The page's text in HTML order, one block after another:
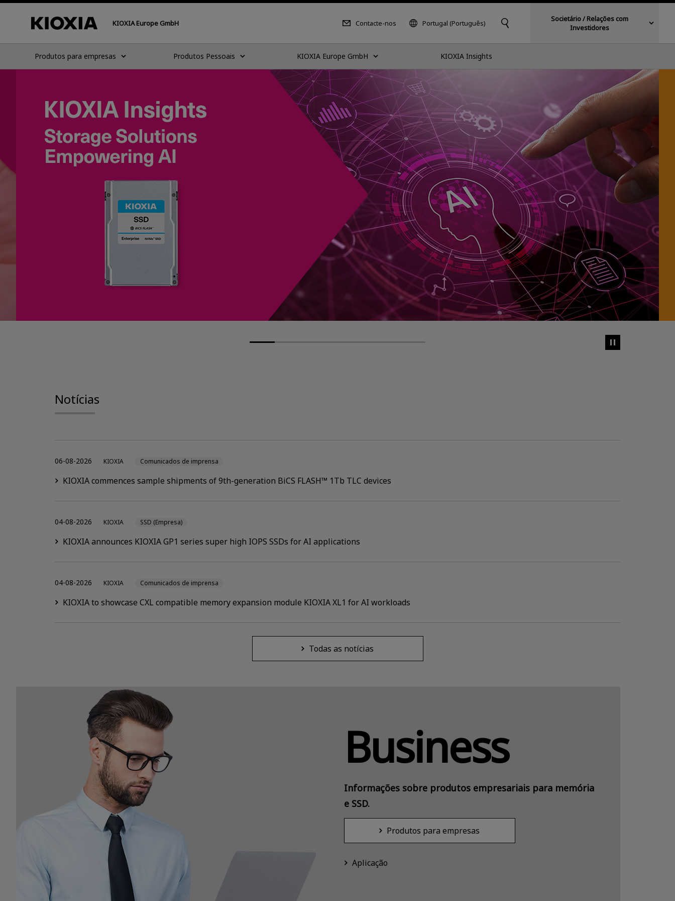
KIOXIA Europe GmbH Contacte-nos Portugal (Português)
Societário / Relações com
Investidores
Produtos para empresas Produtos Pessoais KIOXIA Europe GmbH KIOXIA Insights
Notícias
KIOXIA commences sample shipments of 9th-generation BiCS FLASH™ 1Tb TLC devices
06-08-2026 KIOXIA Comunicados de imprensa
KIOXIA announces KIOXIA GP1 series super high IOPS SSDs for AI applications
04-08-2026 KIOXIA SSD (Empresa)
KIOXIA to showcase CXL compatible memory expansion module KIOXIA XL1 for AI workloads
04-08-2026 KIOXIA Comunicados de imprensa
Todas as notícias
Informações sobre produtos empresariais para memória
e SSD.
Business
Produtos para empresas
Aplicação